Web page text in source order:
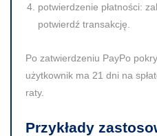
potwierdzenie płatności:
potwierdź transakcję.
Po zatwierdzeniu PayPo
użytkownik ma 21 dni na
raty.
Przykłady